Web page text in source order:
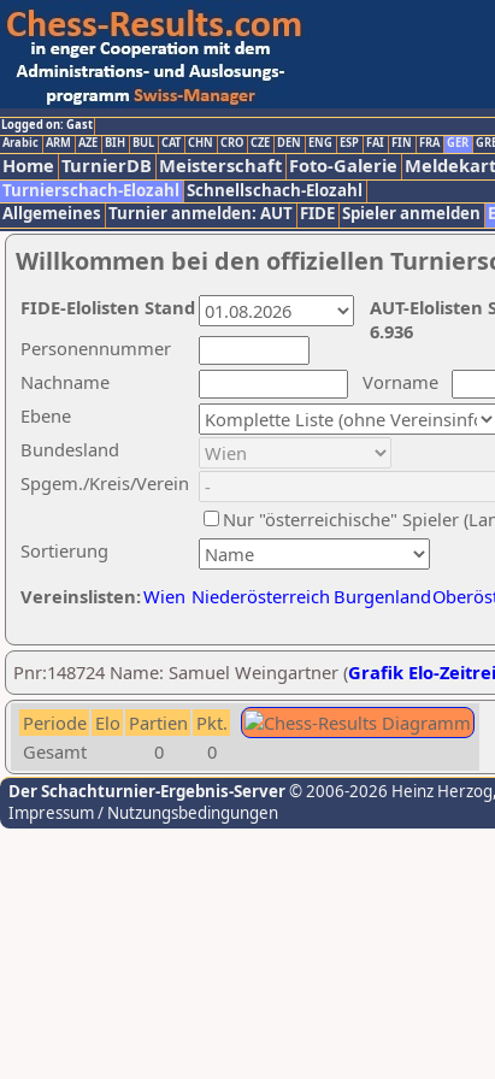
Logged on: Gast
Arabic ARM AZE BIH BUL CAT CHN CRO CZE DEN ENG ESP FAI FIN FRA GER
Home TurnierDB Meisterschaft Foto-Galerie
Turnierschach-Elozahl Schnellschach-Elozahl
Allgemeines Turnier anmelden: AUT FIDE Spieler anmelden
Willkommen bei den offiziellen
Nachname
Vorname
Ebene
Sortierung
Personennummer
Bundesland
Spgem./Kreis/Verein
Nur "österreichische" Spieler
Vereinslisten:Wien Niederösterreich Burgenland
AUT-Elolisten
6.936
FIDE-Elolisten Stand
Pnr:148724 Name: Samuel Weingartner (Grafik Elo-
Periode Elo Partien Pkt.
Gesamt
0 0
Der Schachturnier-Ergebnis-Server© 2006-2026 Heinz Herzog
Impressum / Nutzungsbedingungen